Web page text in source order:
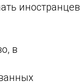
иностранцев
в